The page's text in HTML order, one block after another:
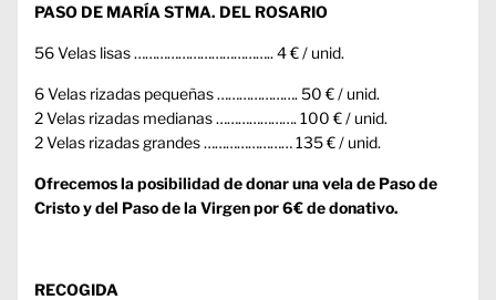
PASO DE MARÍA STMA. DEL ROSARIO
56 Velas lisas ……………………………….. 4 € / unid.
6 Velas rizadas pequeñas …………………. 50 € / unid.
2 Velas rizadas medianas …………………. 100 € / unid.
2 Velas rizadas grandes …………………… 135 € / unid.
Ofrecemos la posibilidad de donar una vela de Paso de
Cristo y del Paso de la Virgen por 6€ de donativo.
RECOGIDA